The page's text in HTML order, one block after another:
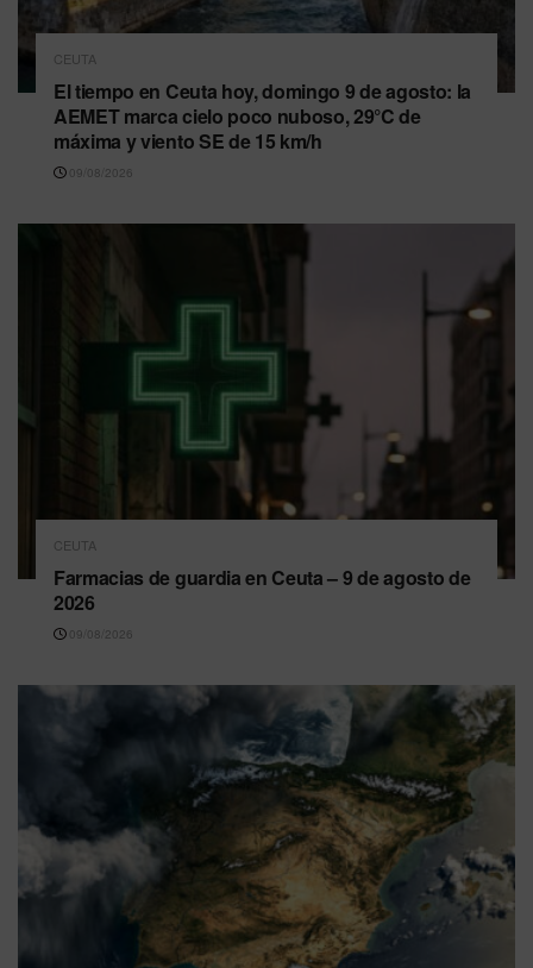
CEUTA
El tiempo en Ceuta hoy, domingo 9 de agosto: la
AEMET marca cielo poco nuboso, 29°C de
máxima y viento SE de 15 km/h
09/08/2026
CEUTA
Farmacias de guardia en Ceuta – 9 de agosto de
2026
09/08/2026